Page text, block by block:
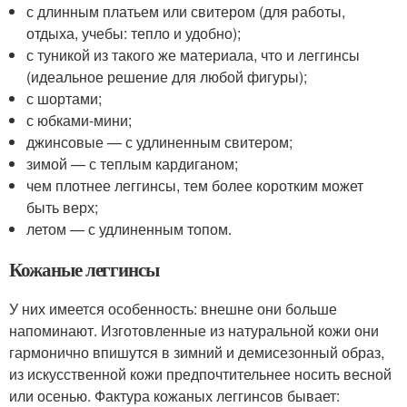
с длинным платьем или свитером (для работы,
отдыха, учебы: тепло и удобно);
с туникой из такого же материала, что и леггинсы
(идеальное решение для любой фигуры);
с шортами;
с юбками-мини;
джинсовые — с удлиненным свитером;
зимой — с теплым кардиганом;
чем плотнее леггинсы, тем более коротким может
быть верх;
летом — с удлиненным топом.
Кожаные леггинсы
У них имеется особенность: внешне они больше
напоминают. Изготовленные из натуральной кожи они
гармонично впишутся в зимний и демисезонный образ,
из искусственной кожи предпочтительнее носить весной
или осенью. Фактура кожаных леггинсов бывает: